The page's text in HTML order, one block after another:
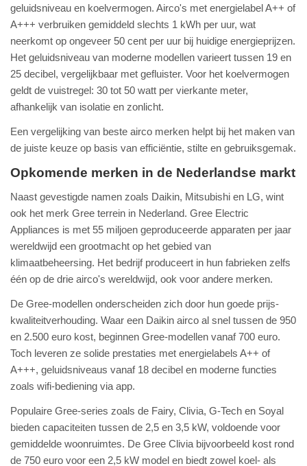
geluidsniveau en koelvermogen. Airco's met energielabel A++ of
A+++ verbruiken gemiddeld slechts 1 kWh per uur, wat
neerkomt op ongeveer 50 cent per uur bij huidige energieprijzen.
Het geluidsniveau van moderne modellen varieert tussen 19 en
25 decibel, vergelijkbaar met gefluister. Voor het koelvermogen
geldt de vuistregel: 30 tot 50 watt per vierkante meter,
afhankelijk van isolatie en zonlicht.
Een vergelijking van beste airco merken helpt bij het maken van
de juiste keuze op basis van efficiëntie, stilte en gebruiksgemak.
Opkomende merken in de Nederlandse markt
Naast gevestigde namen zoals Daikin, Mitsubishi en LG, wint
ook het merk Gree terrein in Nederland. Gree Electric
Appliances is met 55 miljoen geproduceerde apparaten per jaar
wereldwijd een grootmacht op het gebied van
klimaatbeheersing. Het bedrijf produceert in hun fabrieken zelfs
één op de drie airco's wereldwijd, ook voor andere merken.
De Gree-modellen onderscheiden zich door hun goede prijs-
kwaliteitverhouding. Waar een Daikin airco al snel tussen de 950
en 2.500 euro kost, beginnen Gree-modellen vanaf 700 euro.
Toch leveren ze solide prestaties met energielabels A++ of
A+++, geluidsniveaus vanaf 18 decibel en moderne functies
zoals wifi-bediening via app.
Populaire Gree-series zoals de Fairy, Clivia, G-Tech en Soyal
bieden capaciteiten tussen de 2,5 en 3,5 kW, voldoende voor
gemiddelde woonruimtes. De Gree Clivia bijvoorbeeld kost rond
de 750 euro voor een 2,5 kW model en biedt zowel koel- als